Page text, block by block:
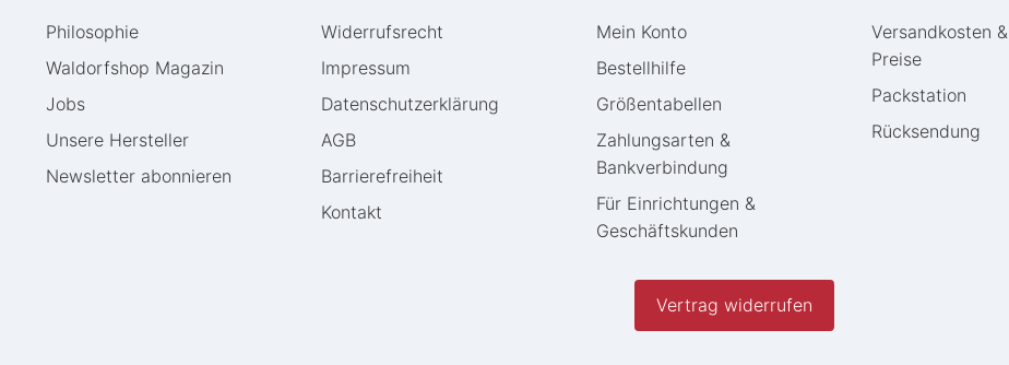
Philosophie
Waldorfshop Magazin
Jobs
Unsere Hersteller
Newsletter abonnieren
Widerrufs­recht
Impressum
Daten­schutz­erklärung
AGB
Barrierefreiheit
Kontakt
Mein Konto
Bestellhilfe
Größentabellen
Zahlungsarten &
Bankverbindung
Für Einrichtungen &
Geschäftskunden
Versandkosten &
Preise
Packstation
Rücksendung
Vertrag widerrufen